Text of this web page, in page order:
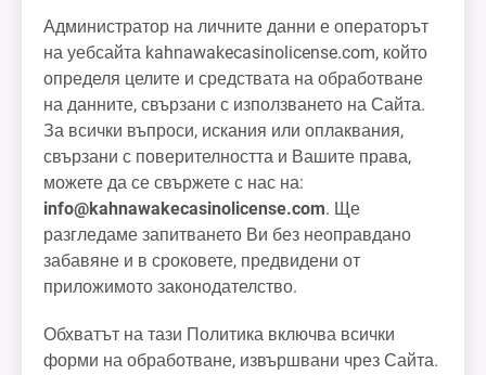
Администратор на личните данни е операторът
на уебсайта kahnawakecasinolicense.com, който
определя целите и средствата на обработване
на данните, свързани с използването на Сайта.
За всички въпроси, искания или оплаквания,
свързани с поверителността и Вашите права,
можете да се свържете с нас на:
info@kahnawakecasinolicense.com. Ще
разгледаме запитването Ви без неоправдано
забавяне и в сроковете, предвидени от
приложимото законодателство.
Обхватът на тази Политика включва всички
форми на обработване, извършвани чрез Сайта.